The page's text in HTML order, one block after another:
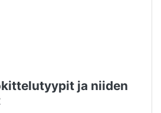
ja niiden